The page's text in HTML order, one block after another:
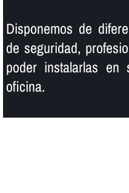
Disponemos de
de seguridad,
poder instalarlas en
oficina.